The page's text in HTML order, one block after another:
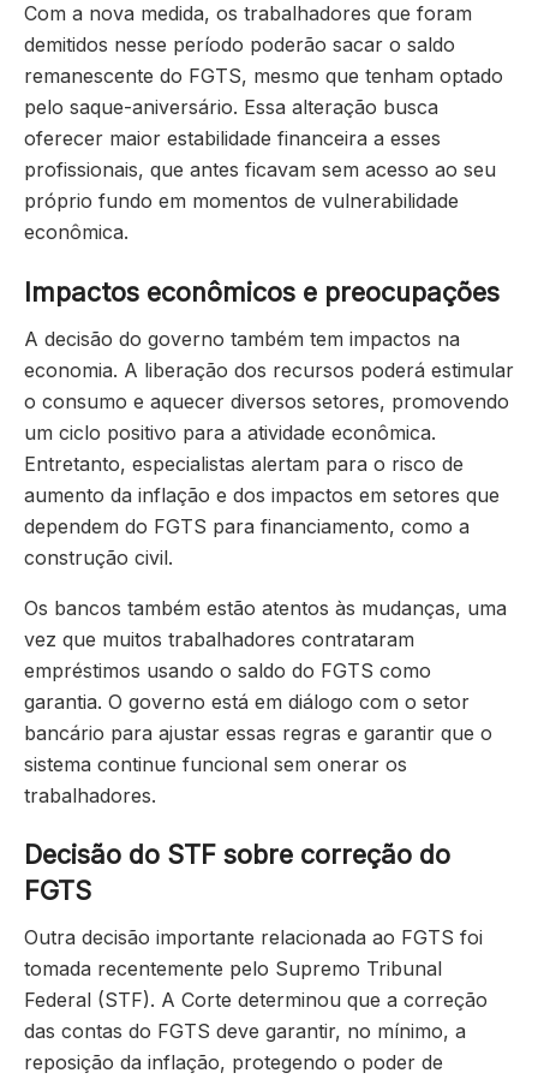
Com a nova medida, os trabalhadores que foram
demitidos nesse período poderão sacar o saldo
remanescente do FGTS, mesmo que tenham optado
pelo saque-aniversário. Essa alteração busca
oferecer maior estabilidade financeira a esses
profissionais, que antes ficavam sem acesso ao seu
próprio fundo em momentos de vulnerabilidade
econômica.
Impactos econômicos e preocupações
A decisão do governo também tem impactos na
economia. A liberação dos recursos poderá estimular
o consumo e aquecer diversos setores, promovendo
um ciclo positivo para a atividade econômica.
Entretanto, especialistas alertam para o risco de
aumento da inflação e dos impactos em setores que
dependem do FGTS para financiamento, como a
construção civil.
Os bancos também estão atentos às mudanças, uma
vez que muitos trabalhadores contrataram
empréstimos usando o saldo do FGTS como
garantia. O governo está em diálogo com o setor
bancário para ajustar essas regras e garantir que o
sistema continue funcional sem onerar os
trabalhadores.
Decisão do STF sobre correção do
FGTS
Outra decisão importante relacionada ao FGTS foi
tomada recentemente pelo Supremo Tribunal
Federal (STF). A Corte determinou que a correção
das contas do FGTS deve garantir, no mínimo, a
reposição da inflação, protegendo o poder de